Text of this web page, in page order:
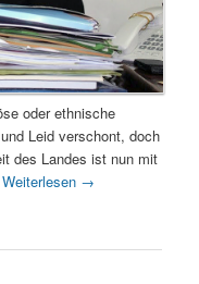
oder ethnische
Leid verschont, doch
des Landes ist nun mit
Weiterlesen →